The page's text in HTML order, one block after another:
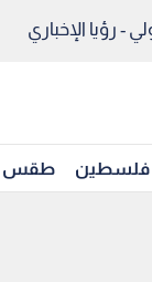
- رؤيا الإخباري
فلسطين طقس